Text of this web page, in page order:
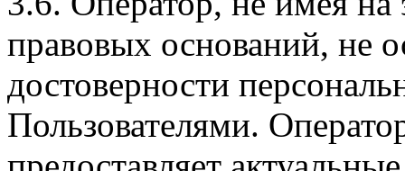
правовых оснований, не
достоверности
Пользователями.